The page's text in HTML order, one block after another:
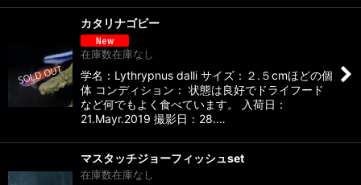
カタリナゴビー
在庫数在庫なし
学名：Lythrypnus dalli サイズ：２.５cmほどの個
体 コンディション： 状態は良好でドライフード
など何でもよく食べています。 入荷日：
21.Mayr.2019 撮影日：28.…
マスタッチジョーフィッシュset
在庫数在庫なし